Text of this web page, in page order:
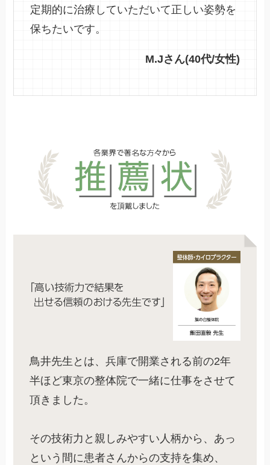
定期的に治療していただいて正しい姿勢を
保ちたいです。
M.Jさん(40代/女性)
鳥井先生とは、兵庫で開業される前の2年
半ほど東京の整体院で一緒に仕事をさせて
頂きました。
その技術力と親しみやすい人柄から、あっ
という間に患者さんからの支持を集め、